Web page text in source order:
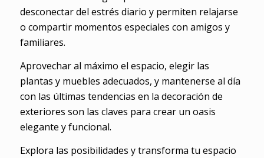
desconectar del estrés diario y permiten relajarse
o compartir momentos especiales con amigos y
familiares.
Aprovechar al máximo el espacio, elegir las
plantas y muebles adecuados, y mantenerse al día
con las últimas tendencias en la decoración de
exteriores son las claves para crear un oasis
elegante y funcional.
Explora las posibilidades y transforma tu espacio